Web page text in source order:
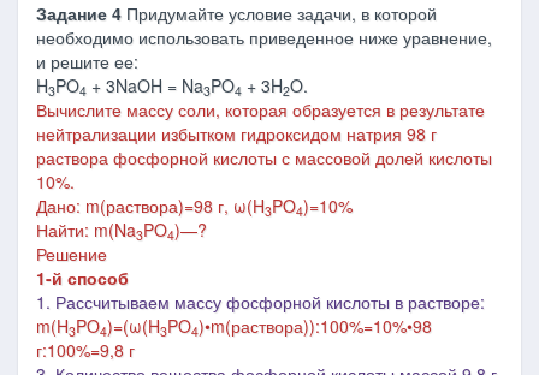
Задание 4 Придумайте условие задачи, в которой
необходимо использовать приведенное ниже уравнение,
и решите ее:
H3PO4 + 3NaOH = Na3PO4 + 3H2O.
Вычислите массу соли, которая образуется в результате
нейтрализации избытком гидроксидом натрия 98 г
раствора фосфорной кислоты с массовой долей кислоты
10%.
Дано: m(раствора)=98 г, ω(H3PO4)=10%
Найти: m(Na3PO4)—?
Решение
1-й способ
1. Рассчитываем массу фосфорной кислоты в растворе:
m(H3PO4)=(ω(H3PO4)•m(раствора)):100%=10%•98
г:100%=9,8 г